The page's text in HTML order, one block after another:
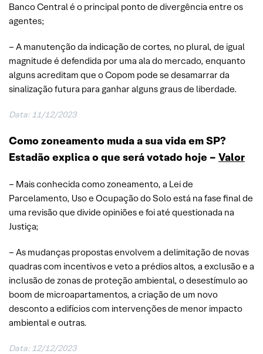
Banco Central é o principal ponto de divergência entre os
agentes;
– A manutenção da indicação de cortes, no plural, de igual
magnitude é defendida por uma ala do mercado, enquanto
alguns acreditam que o Copom pode se desamarrar da
sinalização futura para ganhar alguns graus de liberdade.
Data: 11/12/2023
Como zoneamento muda a sua vida em SP?
Estadão explica o que será votado hoje – Valor
– Mais conhecida como zoneamento, a Lei de
Parcelamento, Uso e Ocupação do Solo está na fase final de
uma revisão que divide opiniões e foi até questionada na
Justiça;
– As mudanças propostas envolvem a delimitação de novas
quadras com incentivos e veto a prédios altos, a exclusão e a
inclusão de zonas de proteção ambiental, o desestímulo ao
boom de microapartamentos, a criação de um novo
desconto a edifícios com intervenções de menor impacto
ambiental e outras.
Data: 12/12/2023